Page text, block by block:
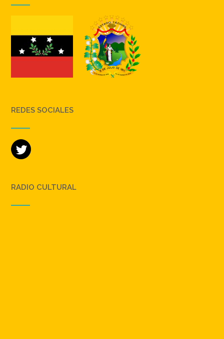
REDES SOCIALES
RADIO CULTURAL